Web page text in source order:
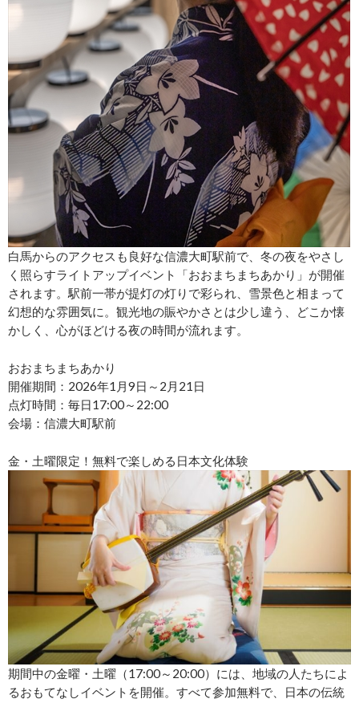
白馬からのアクセスも良好な信濃大町駅前で、冬の夜をやさし
く照らすライトアップイベント「おおまちまちあかり」が開催
されます。駅前一帯が提灯の灯りで彩られ、雪景色と相まって
幻想的な雰囲気に。観光地の賑やかさとは少し違う、どこか懐
かしく、心がほどける夜の時間が流れます。
おおまちまちあかり
開催期間：2026年1月9日～2月21日
点灯時間：毎日17:00～22:00
会場：信濃大町駅前
金・土曜限定！無料で楽しめる日本文化体験
期間中の金曜・土曜（17:00～20:00）には、地域の人たちによ
るおもてなしイベントを開催。すべて参加無料で、日本の伝統